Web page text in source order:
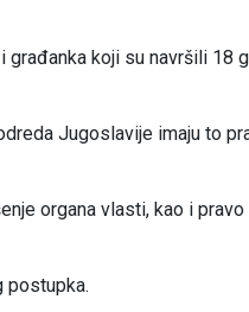
koji su navršili 18
Jugoslavije imaju to
organa vlasti, kao i
postupka.